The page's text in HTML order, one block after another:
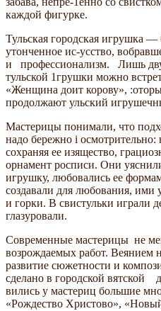
каждой фигурке.
Тульская городская игрушка
утонченное ис-усство,
и профессионализм. Лишь
тульской 1грушки можно
«Женщина доит корову»,
продолжают ульский
Мастерицы понимали, что
надо бережно i
сохраняя ее изящество,
орнамент росписи. Они
игрушку, любовались ее
создавали для лю­бования,
и горки. В свистульки играли
глазуровали.
Современные мастерицы не
возрождаемых работ. Веянием
развитие сюжетности и
сделано в городской
вились у мас­териц боль­шие
«Рождество Христово»,